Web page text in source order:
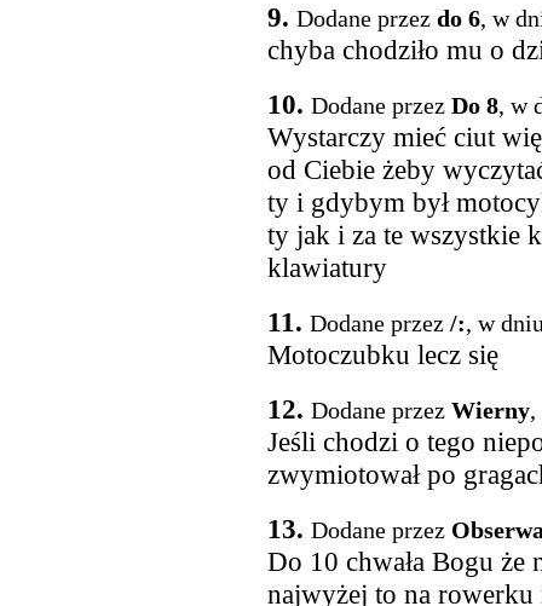
9. Dodane przez do 6, w
chyba chodziło mu o
10. Dodane przez Do 8, w
Wystarczy mieć ciut
od Ciebie żeby
ty i gdybym był
ty jak i za te wszystkie
klawiatury
11. Dodane przez /:, w
Motoczubku lecz się
12. Dodane przez Wierny,
Jeśli chodzi o tego
zwymiotował po
13. Dodane przez
Do 10 chwała Bogu że
najwyżej to na rowerku